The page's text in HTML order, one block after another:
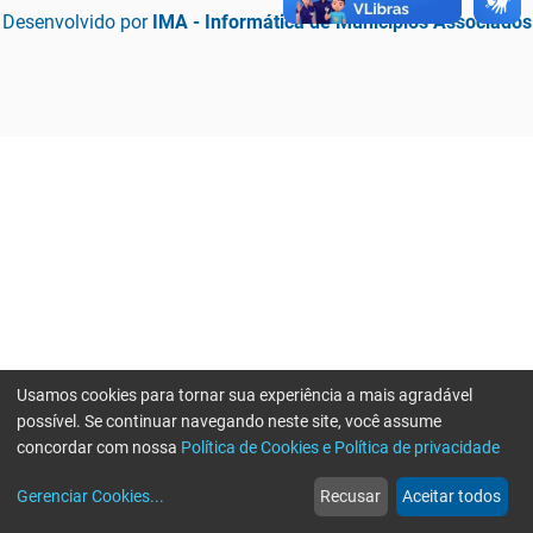
Desenvolvido por IMA - Informática de Municípios Associados
web
Notícias
more_horiz
Mais
Usamos cookies para tornar sua experiência a mais agradável
possível. Se continuar navegando neste site, você assume
concordar com nossa Política de Cookies e Política de privacidade
Gerenciar Cookies... Recusar Aceitar todos
Erro ao enviar informações, por favor tente novamente